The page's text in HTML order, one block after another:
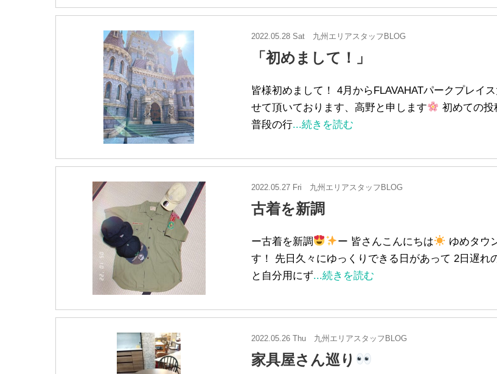
2022.05.28 Sat 九州エリアスタッフBLOG
「初めまして！」
皆様初めまして！ 4月からFLAVAHATパークプレイ
せて頂いております、高野と申します
初めての投
普段の行...続きを読む
2022.05.27 Fri 九州エリアスタッフBLOG
古着を新調
ー古着を新調 ー 皆さんこんにちは
ゆめタウ
す！ 先日久々にゆっくりできる日があって 2日遅れ
と自分用にず...続きを読む
2022.05.26 Thu 九州エリアスタッフBLOG
家具屋さん巡り